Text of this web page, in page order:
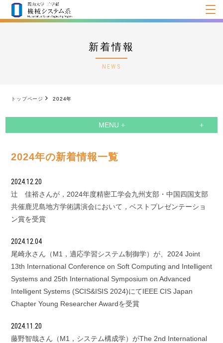
新着情報
NEWS
トップページ 2024年
MENU +
2024年の新着情報一覧
2024.12.20
辻 佳裕さんが，2024年度精密工学会九州支部・中国四国支部
共催鹿児島地方学術講演会において，ベストプレゼンテーショ
ン賞を受賞
2024.12.04
尾崎永さん（M1，適応学習システム制御学）が、2024 Joint
13th International Conference on Soft Computing and Intelligent
Systems and 25th International Symposium on Advanced
Intelligent Systems (SCIS&ISIS 2024)にてIEEE CIS Japan
Chapter Young Researcher Awardを受賞
2024.11.20
藤野智哉さん（M1，システム構成学）がThe 2nd International